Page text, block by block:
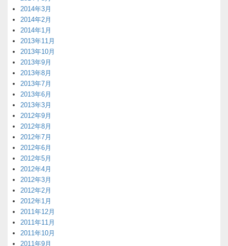
2014年3月
2014年2月
2014年1月
2013年11月
2013年10月
2013年9月
2013年8月
2013年7月
2013年6月
2013年3月
2012年9月
2012年8月
2012年7月
2012年6月
2012年5月
2012年4月
2012年3月
2012年2月
2012年1月
2011年12月
2011年11月
2011年10月
2011年9月